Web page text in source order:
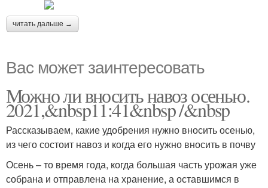
читать дальше →
Вас может заинтересовать
Можно ли вносить навоз осенью.
2021,&nbsp11:41&nbsp /&nbsp
Рассказываем, какие удобрения нужно вносить осенью,
из чего состоит навоз и когда его нужно вносить в почву
Осень – то время года, когда большая часть урожая уже
собрана и отправлена на хранение, а оставшимся в